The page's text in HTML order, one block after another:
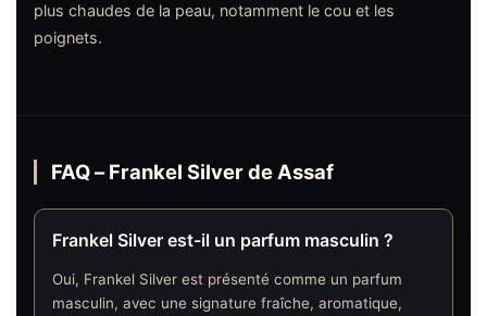
plus chaudes de la peau, notamment le cou et les
poignets.
FAQ – Frankel Silver de Assaf
Frankel Silver est-il un parfum masculin ?
Oui, Frankel Silver est présenté comme un parfum
masculin, avec une signature fraîche, aromatique,